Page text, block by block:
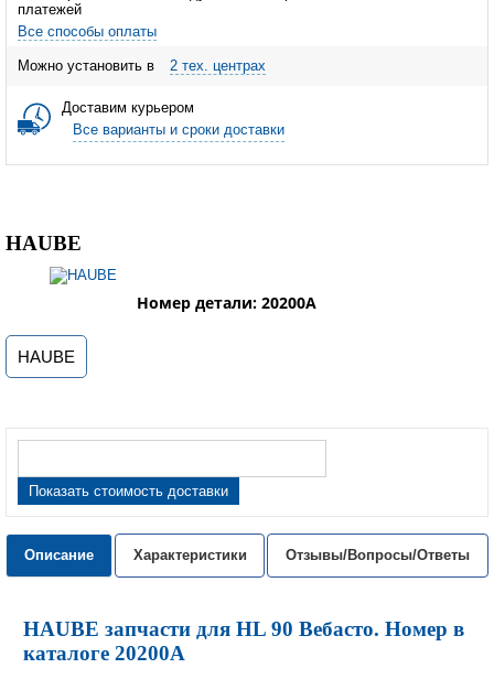
Все способы оплаты
Можно установить в 2 тех. центрах
Доставим курьером
Все варианты и сроки доставки
HAUBE
Номер детали: 20200A
HAUBE
Показать стоимость доставки
Описание Характеристики Отзывы/Вопросы/Ответы
HAUBE запчасти для HL 90 Вебасто. Номер в
каталоге 20200A